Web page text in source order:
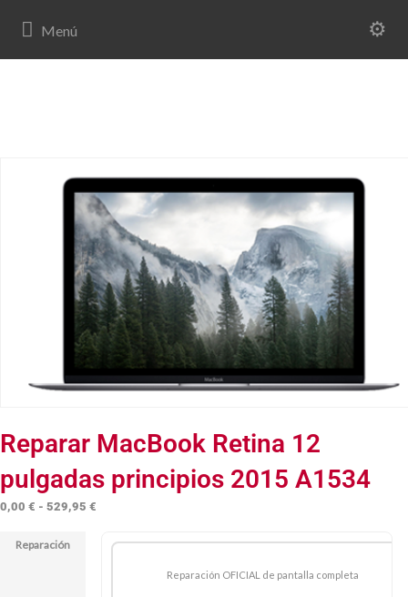
Reparar MacBook Retina 12
pulgadas principios 2015 A1534
0,00 € - 529,95 €
precios:
Reparación
Reparación OFICIAL de pantalla completa